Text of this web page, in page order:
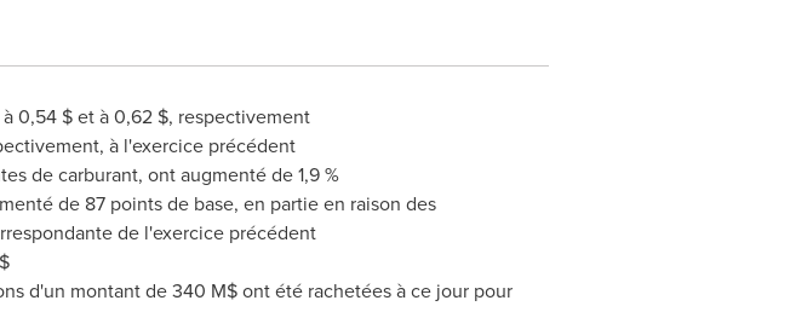
0,54 $ et à 0,62 $, respectivement
à l'exercice précédent
de carburant, ont augmenté de 1,9 %
de 87 points de base, en partie en raison des
de l'exercice précédent
d'un montant de 340 M$ ont été rachetées à ce jour pour